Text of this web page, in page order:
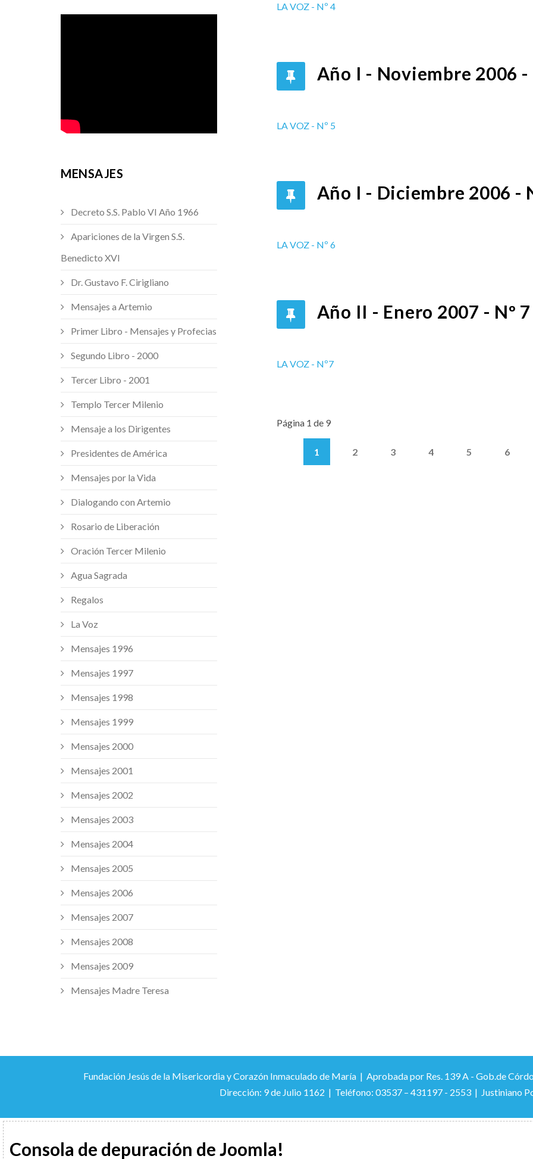
MENSAJES
Decreto S.S. Pablo VI Año 1966
Apariciones de la Virgen S.S.
Benedicto XVI
Dr. Gustavo F. Cirigliano
Mensajes a Artemio
Primer Libro - Mensajes y Profecias
Segundo Libro - 2000
Tercer Libro - 2001
Templo Tercer Milenio
Mensaje a los Dirigentes
Presidentes de América
Mensajes por la Vida
Dialogando con Artemio
Rosario de Liberación
Oración Tercer Milenio
Agua Sagrada
Regalos
La Voz
Mensajes 1996
Mensajes 1997
Mensajes 1998
Mensajes 1999
Mensajes 2000
Mensajes 2001
Mensajes 2002
Mensajes 2003
Mensajes 2004
Mensajes 2005
Mensajes 2006
Mensajes 2007
Mensajes 2008
Mensajes 2009
Mensajes Madre Teresa
LA VOZ - Nº 4
Año I - Noviembre 2006 -
LA VOZ - Nº 5
Año I - Diciembre 2006 -
LA VOZ - Nº 6
Año II - Enero 2007 - Nº 7
LA VOZ - Nº7
Página 1 de 9
1 2 3 4 5 6
Fundación Jesús de la Misericordia y Corazón Inmaculado de María | Aprobada por Res. 139 A - Gob.de
Dirección: 9 de Julio 1162 | Teléfono: 03537 – 431197 - 2553 | Justiniano
Consola de depuración de Joomla!